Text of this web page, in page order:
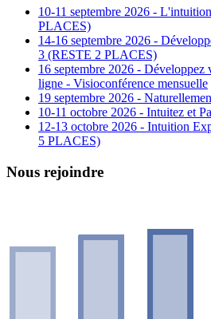
10-11 septembre 2026 -
PLACES)
14-16 septembre 2026 -
3 (RESTE 2 PLACES)
16 septembre 2026 -
ligne - Visioconférence mensuelle
19 septembre 2026 -
10-11 octobre 2026 - Intuitez et
12-13 octobre 2026 - Intuition
5 PLACES)
Nous rejoindre